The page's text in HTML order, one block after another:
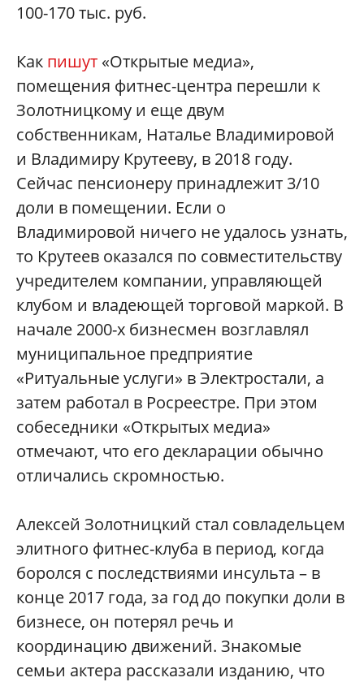
100-170 тыс. руб.
Как пишут «Открытые медиа»,
помещения фитнес-центра перешли к
Золотницкому и еще двум
собственникам, Наталье Владимировой
и Владимиру Крутееву, в 2018 году.
Сейчас пенсионеру принадлежит 3/10
доли в помещении. Если о
Владимировой ничего не удалось узнать,
то Крутеев оказался по совместительству
учредителем компании, управляющей
клубом и владеющей торговой маркой. В
начале 2000-х бизнесмен возглавлял
муниципальное предприятие
«Ритуальные услуги» в Электростали, а
затем работал в Росреестре. При этом
собеседники «Открытых медиа»
отмечают, что его декларации обычно
отличались скромностью.
Алексей Золотницкий стал совладельцем
элитного фитнес-клуба в период, когда
боролся с последствиями инсульта – в
конце 2017 года, за год до покупки доли в
бизнесе, он потерял речь и
координацию движений. Знакомые
семьи актера рассказали изданию, что